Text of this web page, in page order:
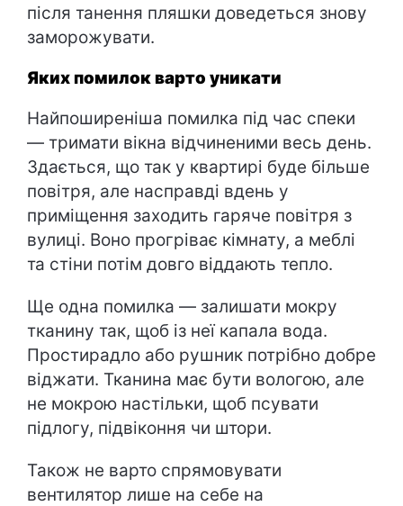
після танення пляшки доведеться знову
заморожувати.
Яких помилок варто уникати
Найпоширеніша помилка під час спеки
— тримати вікна відчиненими весь день.
Здається, що так у квартирі буде більше
повітря, але насправді вдень у
приміщення заходить гаряче повітря з
вулиці. Воно прогріває кімнату, а меблі
та стіни потім довго віддають тепло.
Ще одна помилка — залишати мокру
тканину так, щоб із неї капала вода.
Простирадло або рушник потрібно добре
віджати. Тканина має бути вологою, але
не мокрою настільки, щоб псувати
підлогу, підвіконня чи штори.
Також не варто спрямовувати
вентилятор лише на себе на